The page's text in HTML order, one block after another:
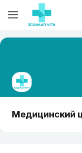
Медицинский